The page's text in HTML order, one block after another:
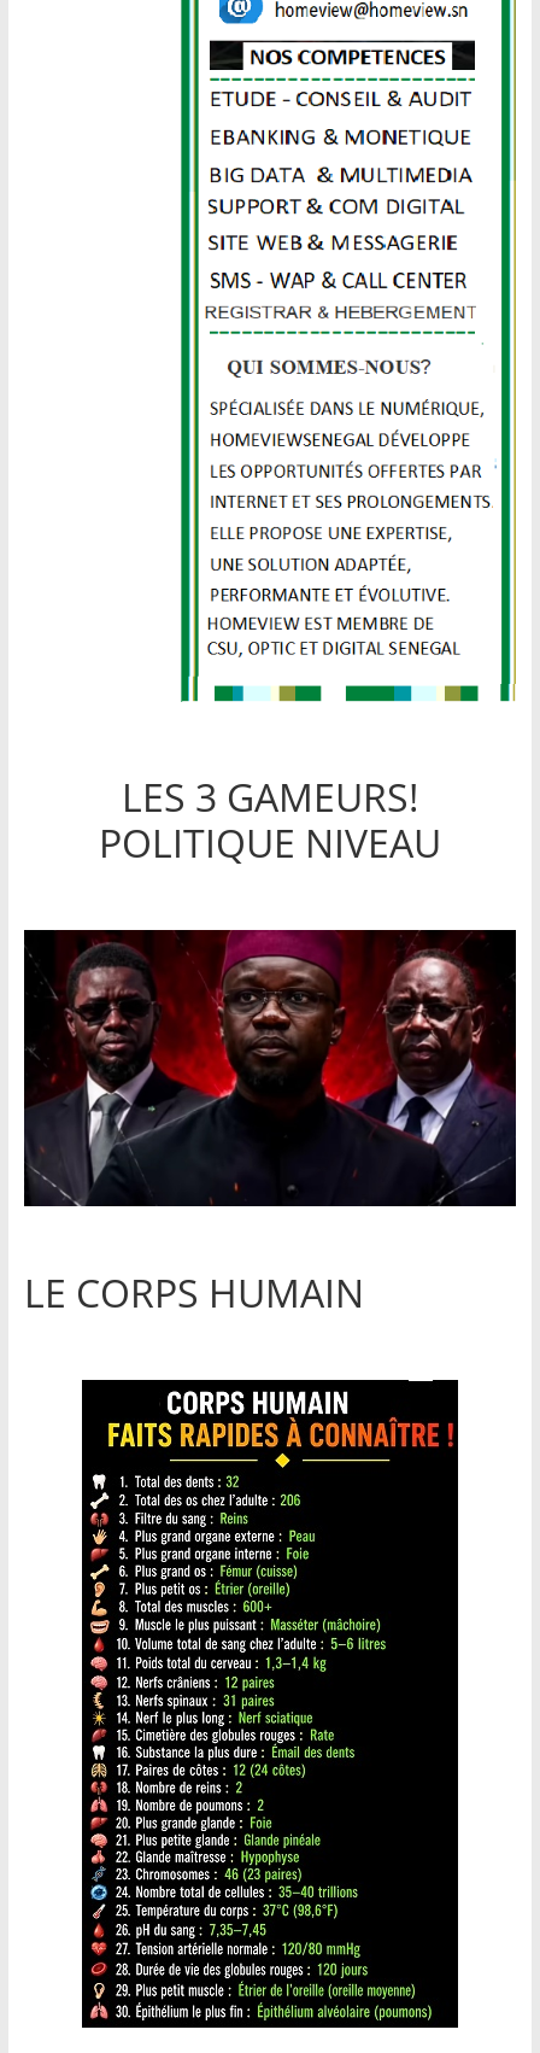
LES 3 GAMEURS!
POLITIQUE NIVEAU
LE CORPS HUMAIN